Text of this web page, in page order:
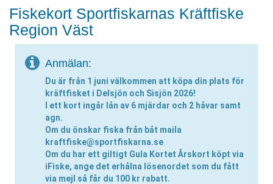
Fiskekort Sportfiskarnas Kräftfiske
Region Väst
Anmälan:
Du är från 1 juni välkommen att köpa din plats för
kräftfisket i Delsjön och Sisjön 2026!
I ett kort ingår lån av 6 mjärdar och 2 håvar samt
agn.
Om du önskar fiska från båt maila
kraftfiske@sportfiskarna.se
Om du har ett giltigt Gula Kortet Årskort köpt via
iFiske, ange det erhålna lösenordet som du fått
via mejl så får du 100 kr rabatt.